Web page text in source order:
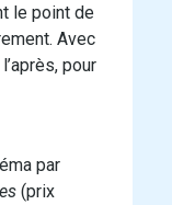
le point de
Avec
pour
par
(prix